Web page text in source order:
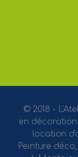
© 2018 -
en
location
Peinture